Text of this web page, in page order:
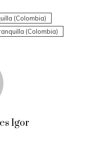
(Colombia)
(Colombia)
Igor